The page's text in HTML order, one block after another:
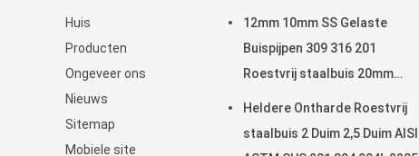
Huis
Producten
Ongeveer ons
Nieuws
Sitemap
Mobiele site
12mm 10mm SS Gelaste
Buispijpen 309 316 201
Roestvrij staalbuis 20mm
Heldere Ontharde Roestvrij
staalbuis 2 Duim 2,5 Duim AISI